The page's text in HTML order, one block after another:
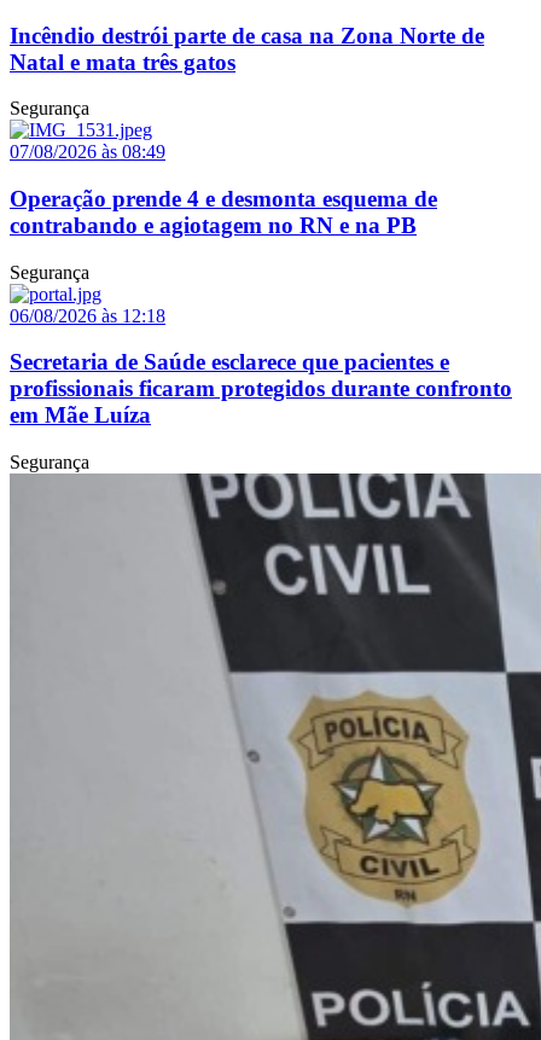
Incêndio destrói parte de casa na Zona Norte de
Natal e mata três gatos
Segurança
07/08/2026 às 08:49
Operação prende 4 e desmonta esquema de
contrabando e agiotagem no RN e na PB
Segurança
06/08/2026 às 12:18
Secretaria de Saúde esclarece que pacientes e
profissionais ficaram protegidos durante confronto
em Mãe Luíza
Segurança